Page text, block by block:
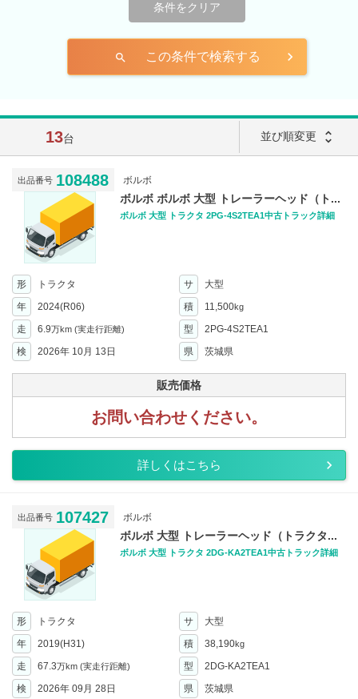
条件をクリア
search この条件で検索する
13台 並び順変更 unfold_more
出品番号 108488 ボルボ
ボルボ ボルボ 大型 トレーラーヘッド（ト...
ボルボ 大型 トラクタ 2PG-4S2TEA1中古トラック詳細
形 トラクタ サ
大型
年
2024(R06) 積 11,500kg
走 6.9万km (実走行距離) 型
2PG-4S2TEA1
検
2026年 10月 13日 県 茨城県
販売価格
お問い合わせください。
詳しくはこちら
出品番号 107427 ボルボ
ボルボ 大型 トレーラーヘッド（トラクタ...
ボルボ 大型 トラクタ 2DG-KA2TEA1中古トラック詳細
形 トラクタ サ
大型
年
2019(H31) 積 38,190kg
走 67.3万km (実走行距離) 型
2DG-KA2TEA1
検
2026年 09月 28日 県 茨城県